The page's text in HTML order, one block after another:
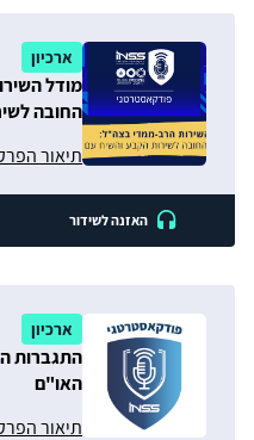
ארכיון
החובה
תיאור
האזנה לשידור
ארכיון
התגברות
האו"ם
תיאור